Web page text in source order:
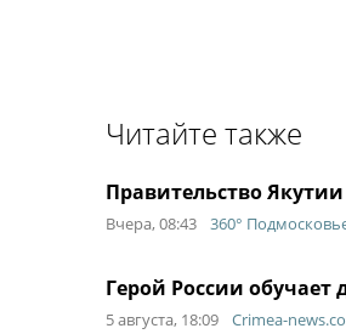
Читайте также
Правительство
Вчера, 08:43 360°
Герой России обучает
5 августа, 18:09 Crimea-